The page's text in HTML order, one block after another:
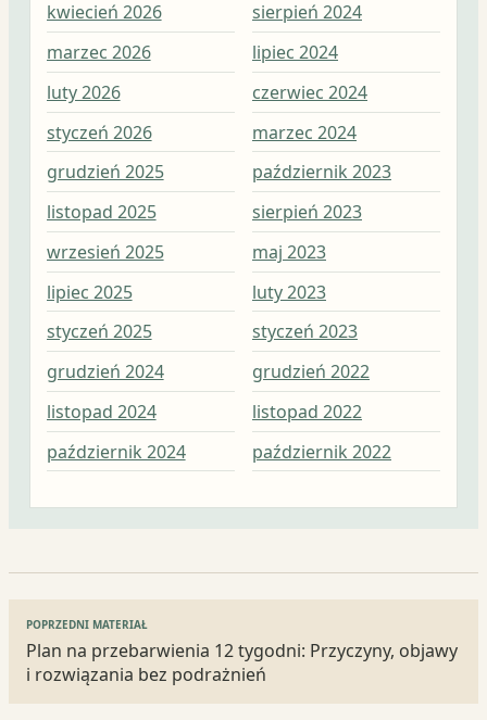
kwiecień 2026
marzec 2026
luty 2026
styczeń 2026
grudzień 2025
listopad 2025
wrzesień 2025
lipiec 2025
styczeń 2025
grudzień 2024
listopad 2024
październik 2024
sierpień 2024
lipiec 2024
czerwiec 2024
marzec 2024
październik 2023
sierpień 2023
maj 2023
luty 2023
styczeń 2023
grudzień 2022
listopad 2022
październik 2022
Nawigacja
wpisu
POPRZEDNI MATERIAŁ
Plan na przebarwienia 12 tygodni: Przyczyny, objawy
i rozwiązania bez podrażnień